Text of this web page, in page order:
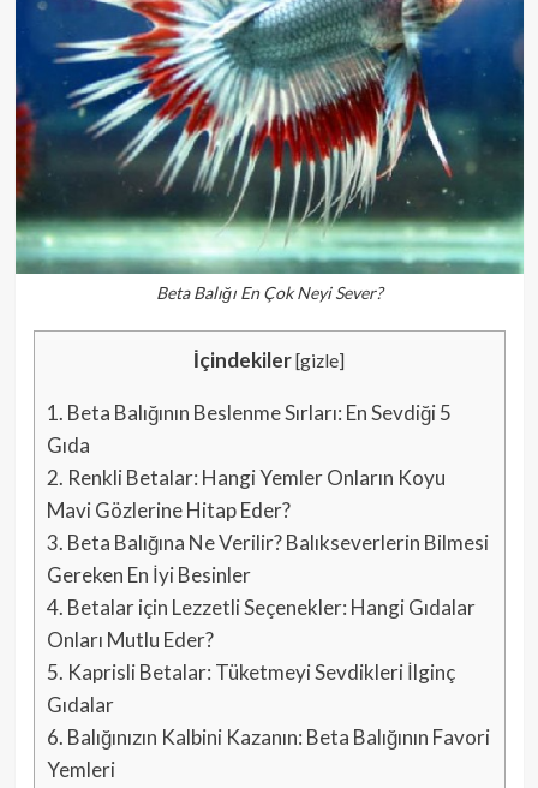
Beta Balığı En Çok Neyi Sever?
İçindekiler[gizle]
1. Beta Balığının Beslenme Sırları: En Sevdiği 5
Gıda
2. Renkli Betalar: Hangi Yemler Onların Koyu
Mavi Gözlerine Hitap Eder?
3. Beta Balığına Ne Verilir? Balıkseverlerin Bilmesi
Gereken En İyi Besinler
4. Betalar için Lezzetli Seçenekler: Hangi Gıdalar
Onları Mutlu Eder?
5. Kaprisli Betalar: Tüketmeyi Sevdikleri İlginç
Gıdalar
6. Balığınızın Kalbini Kazanın: Beta Balığının Favori
Yemleri